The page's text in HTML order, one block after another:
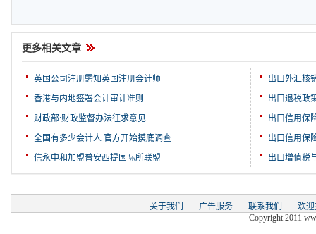
更多相关文章
英国公司注册需知英国注册会计师
香港与内地签署会计审计准则
财政部:财政监督办法征求意见
全国有多少会计人 官方开始摸底调查
信永中和加盟普安西提国际所联盟
出口外汇核
出口退税政
出口信用保
出口信用保
出口增值税
关于我们 广告服务 联系我们
欢
Copyright 2011